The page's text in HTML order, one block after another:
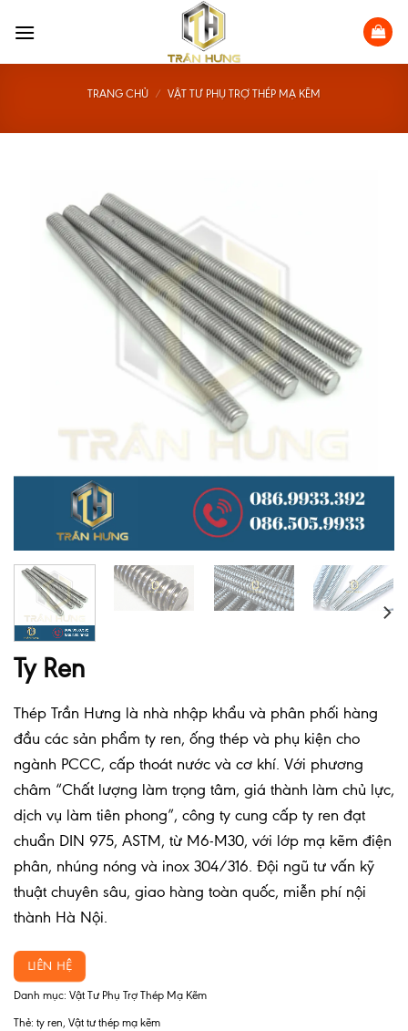
TRANG CHỦ / VẬT TƯ PHỤ TRỢ THÉP MẠ KẼM
Ty Ren
Thép Trần Hưng là nhà nhập khẩu và phân phối hàng
đầu các sản phẩm ty ren, ống thép và phụ kiện cho
ngành PCCC, cấp thoát nước và cơ khí. Với phương
châm “Chất lượng làm trọng tâm, giá thành làm chủ lực,
dịch vụ làm tiên phong”, công ty cung cấp ty ren đạt
chuẩn DIN 975, ASTM, từ M6-M30, với lớp mạ kẽm điện
phân, nhúng nóng và inox 304/316. Đội ngũ tư vấn kỹ
thuật chuyên sâu, giao hàng toàn quốc, miễn phí nội
thành Hà Nội.
LIÊN HỆ
Danh mục: Vật Tư Phụ Trợ Thép Mạ Kẽm
Thẻ: ty ren, Vật tư thép mạ kẽm